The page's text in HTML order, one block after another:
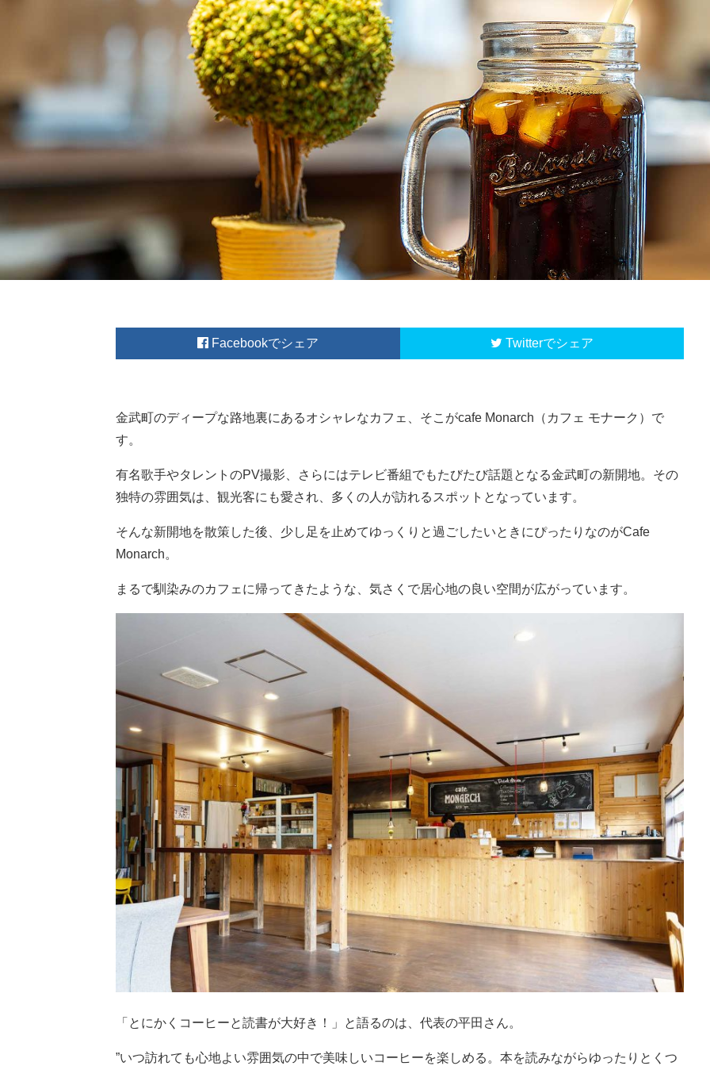
Facebook Twitter
金武町のディープな路地裏にあるオシャレなカフェ、そこがcafe Monarch（カフェ モナーク）で
す。
有名歌手やタレントのPV撮影、さらにはテレビ番組でもたびたび話題となる金武町の新開地。その
独特の雰囲気は、観光客にも愛され、多くの人が訪れるスポットとなっています。
そんな新開地を散策した後、少し足を止めてゆっくりと過ごしたいときにぴったりなのがCafe
Monarch。
まるで馴染みのカフェに帰ってきたような、気さくで居心地の良い空間が広がっています。
「とにかくコーヒーと読書が大好き！」と語るのは、代表の平田さん。
”いつ訪れても心地よい雰囲気の中で美味しいコーヒーを楽しめる。本を読みながらゆったりとくつ